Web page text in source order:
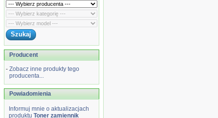
Producent
- Zobacz inne produkty tego
producenta...
Powiadomienia
Informuj mnie o aktualizacjach
produktu Toner zamiennik